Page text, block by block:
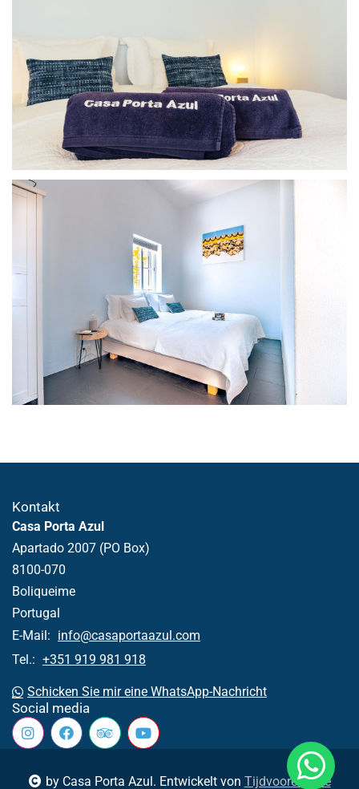
Kontakt
Casa Porta Azul
Apartado 2007 (PO Box)
8100-070
Boliqueime
Portugal
E-Mail: info@casaportaazul.com
Tel.: +351 919 981 918
Schicken Sie mir eine WhatsApp-Nachricht
Social media
by Casa Porta Azul. Entwickelt von Tijdvooreensite